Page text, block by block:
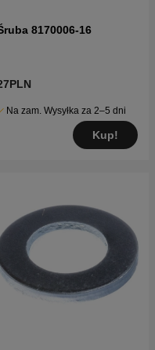
8170006-16
Na zam. Wysyłka za 2–5 dni
Kup!